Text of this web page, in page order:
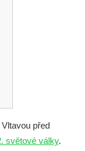
před
světové války.